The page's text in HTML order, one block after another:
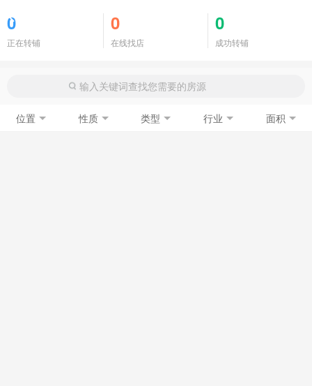
0
正在转铺
0
在线找店
0
成功转铺
位置 性质 类型 行业 面积